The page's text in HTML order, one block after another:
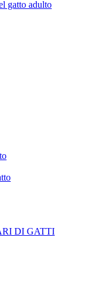
gatto adulto
DI GATTI